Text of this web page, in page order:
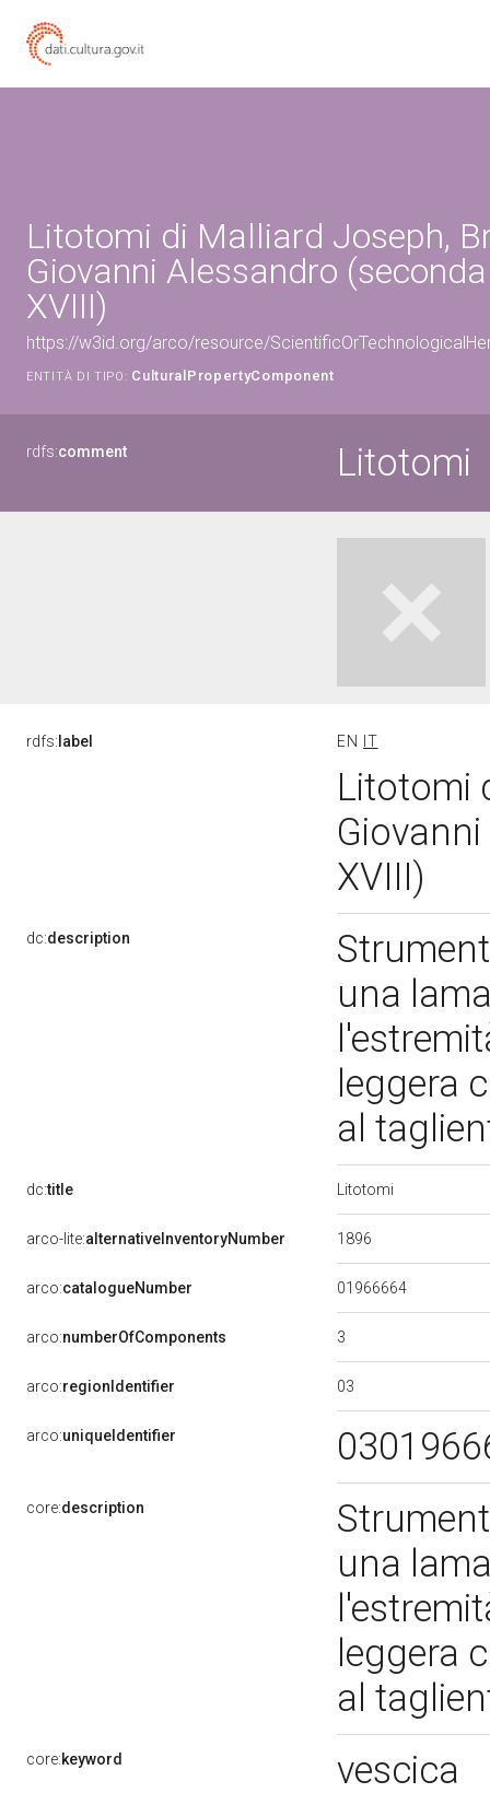
Litotomi di Malliard Joseph,
Giovanni Alessandro
XVIII)
https://w3id.org/arco/resource/
ENTITÀ DI TIPO: CulturalPropertyComponent
rdfs:comment Litotomi
rdfs: label EN IT
Litotomi
XVIII)
dc:description
una
leggera
al
dc:title Litotomi
arco-lite:alternativeInventoryNumber 1896
arco:catalogueNumber 01966664
arco:numberOfComponents 3
arco:regionIdentifier 03
arco:uniqueIdentifier
core:description
una
leggera
al
core:keyword
vescica